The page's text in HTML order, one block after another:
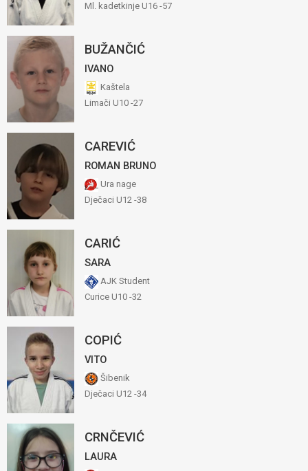
Ml. kadetkinje U16 -57
BUŽANČIĆ
IVANO
Kaštela
Limači U10 -27
CAREVIĆ
ROMAN BRUNO
Ura nage
Dječaci U12 -38
CARIĆ
SARA
AJK Student
Curice U10 -32
COPIĆ
VITO
Šibenik
Dječaci U12 -34
CRNČEVIĆ
LAURA